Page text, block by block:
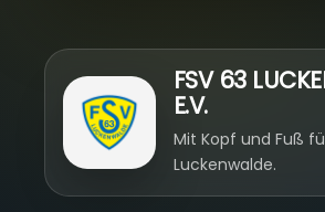
FSV 63
E.V.
Mit Kopf und Fuß
Luckenwalde.